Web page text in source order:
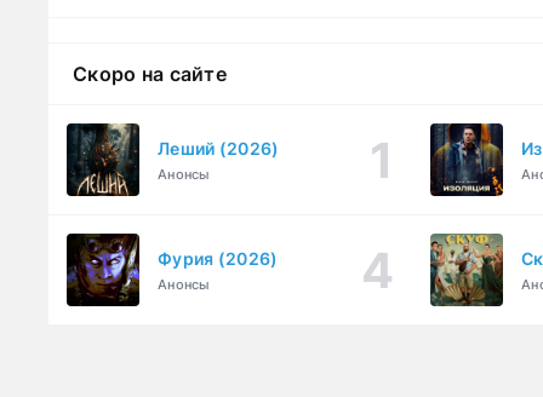
Скоро на сайте
Леший (2026)
Анонсы
Фурия (2026)
Анонсы